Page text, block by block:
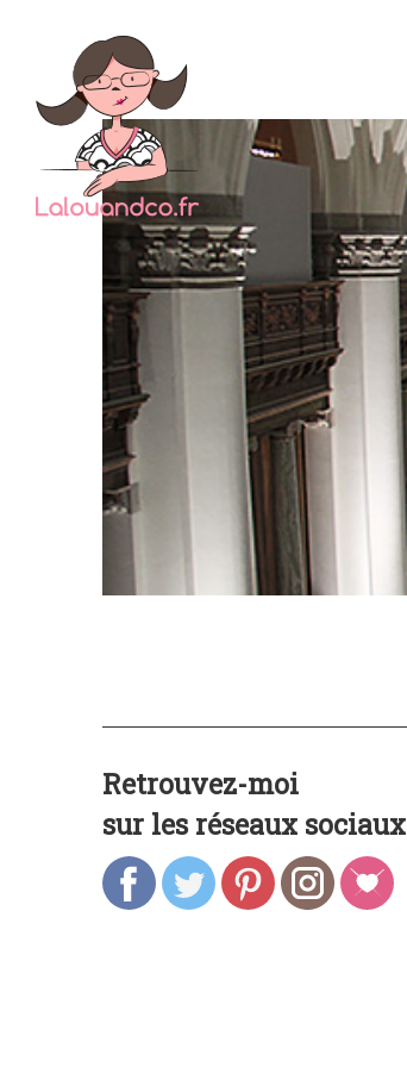
Retrouvez-moi
sur les réseaux sociaux